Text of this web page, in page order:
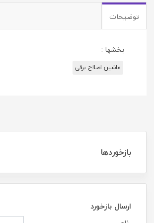
توضیحات
بخشها :
ماشین اصلاح برقی
بازخوردها
ارسال بازخورد